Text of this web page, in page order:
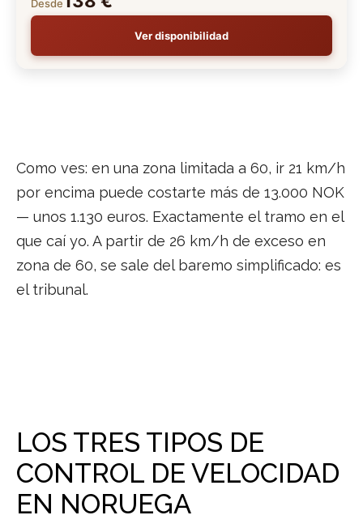
Desde
Ver disponibilidad
Como ves: en una zona limitada a 60, ir 21 km/h
por encima puede costarte más de 13.000 NOK
— unos 1.130 euros. Exactamente el tramo en el
que caí yo. A partir de 26 km/h de exceso en
zona de 60, se sale del baremo simplificado: es
el tribunal.
LOS TRES TIPOS DE
CONTROL DE VELOCIDAD
EN NORUEGA